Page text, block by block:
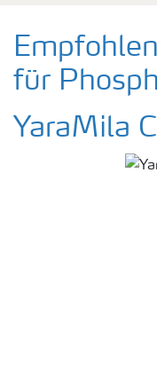
für
YaraMila